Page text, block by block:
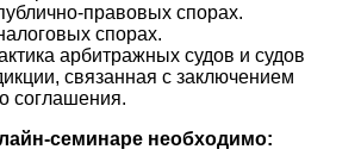
правовых спорах.
спорах.
арбитражных судов и судов
связанная с заключением
соглашения.
семинаре необходимо: